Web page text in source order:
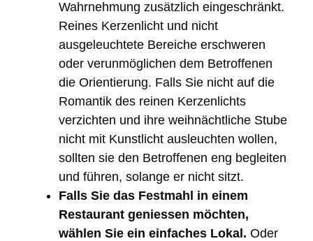
Wahrnehmung zusätzlich eingeschränkt.
Reines Kerzenlicht und nicht
ausgeleuchtete Bereiche erschweren
oder verunmöglichen dem Betroffenen
die Orientierung. Falls Sie nicht auf die
Romantik des reinen Kerzenlichts
verzichten und ihre weihnächtliche Stube
nicht mit Kunstlicht ausleuchten wollen,
sollten sie den Betroffenen eng begleiten
und führen, solange er nicht sitzt.
Falls Sie das Festmahl in einem
Restaurant geniessen möchten,
wählen Sie ein einfaches Lokal. Oder